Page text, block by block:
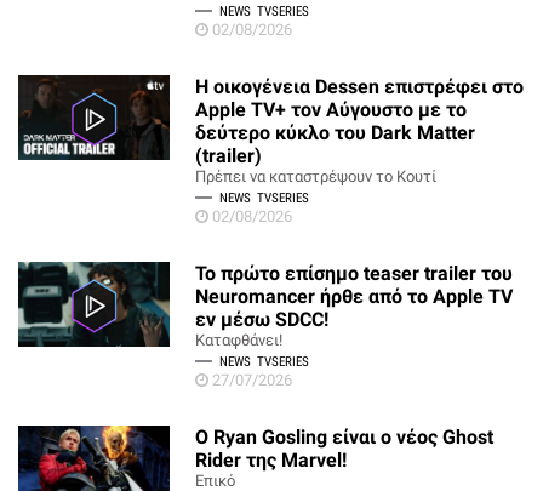
NEWS TVSERIES
02/08/2026
Η οικογένεια Dessen επιστρέφει στο
Apple TV+ τον Αύγουστο με το
δεύτερο κύκλο του Dark Matter
(trailer)
Πρέπει να καταστρέψουν το Κουτί
NEWS TVSERIES
02/08/2026
Το πρώτο επίσημο teaser trailer του
Neuromancer ήρθε από το Apple TV
εν μέσω SDCC!
Καταφθάνει!
NEWS TVSERIES
27/07/2026
Ο Ryan Gosling είναι ο νέος Ghost
Rider της Marvel!
Επικό